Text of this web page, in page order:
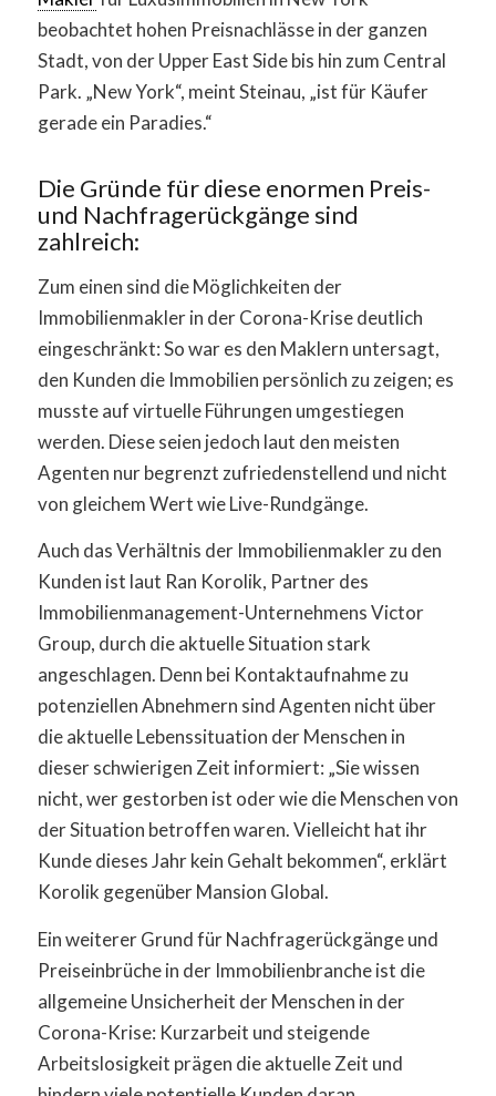
beobachtet hohen Preisnachlässe in der ganzen
Stadt, von der Upper East Side bis hin zum Central
Park. „New York“, meint Steinau, „ist für Käufer
gerade ein Paradies.“
Die Gründe für diese enormen Preis-
und Nachfragerückgänge sind
zahlreich:
Zum einen sind die Möglichkeiten der
Immobilienmakler in der Corona-Krise deutlich
eingeschränkt: So war es den Maklern untersagt,
den Kunden die Immobilien persönlich zu zeigen; es
musste auf virtuelle Führungen umgestiegen
werden. Diese seien jedoch laut den meisten
Agenten nur begrenzt zufriedenstellend und nicht
von gleichem Wert wie Live-Rundgänge.
Auch das Verhältnis der Immobilienmakler zu den
Kunden ist laut Ran Korolik, Partner des
Immobilienmanagement-Unternehmens Victor
Group, durch die aktuelle Situation stark
angeschlagen. Denn bei Kontaktaufnahme zu
potenziellen Abnehmern sind Agenten nicht über
die aktuelle Lebenssituation der Menschen in
dieser schwierigen Zeit informiert: „Sie wissen
nicht, wer gestorben ist oder wie die Menschen von
der Situation betroffen waren. Vielleicht hat ihr
Kunde dieses Jahr kein Gehalt bekommen“, erklärt
Korolik gegenüber Mansion Global.
Ein weiterer Grund für Nachfragerückgänge und
Preiseinbrüche in der Immobilienbranche ist die
allgemeine Unsicherheit der Menschen in der
Corona-Krise: Kurzarbeit und steigende
Arbeitslosigkeit prägen die aktuelle Zeit und